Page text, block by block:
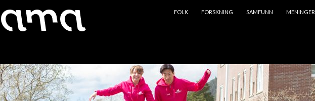
FOLK
FORSKNING SAMFUNN MENINGER